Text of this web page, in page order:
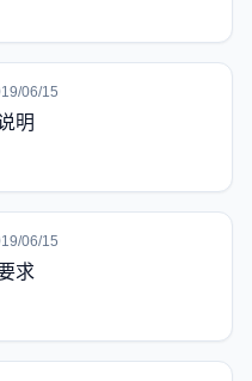
06/15
明
06/15
求